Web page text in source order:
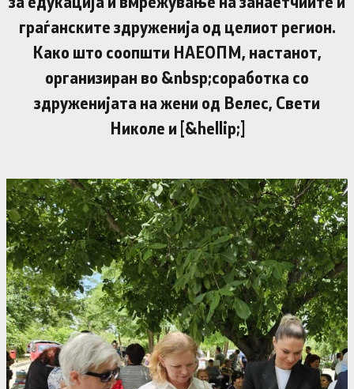
граѓанските здруженија од целиот регион.
Како што соопшти НАЕОПМ, настанот,
организиран во &nbsp;соработка со
здруженијата на жени од Велес, Свети
Николе и [&hellip;]